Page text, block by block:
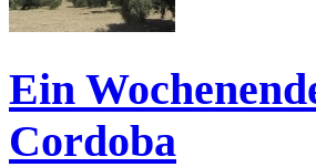
Ein
Cordoba